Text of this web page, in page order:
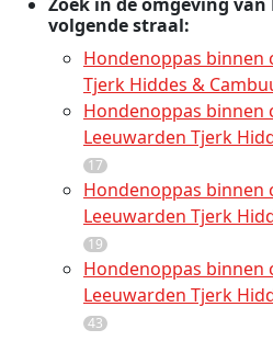
volgende straal:
Hondenoppas binnen
Tjerk Hiddes &
Hondenoppas binnen
Leeuwarden Tjerk
17
Hondenoppas binnen
Leeuwarden Tjerk
19
Hondenoppas binnen
Leeuwarden Tjerk
43